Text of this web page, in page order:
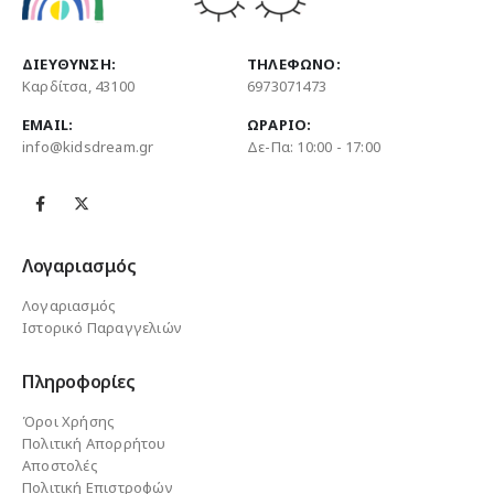
ΔΙΕΎΘΥΝΣΗ:
Καρδίτσα, 43100
ΤΗΛΈΦΩΝΟ:
6973071473
EMAIL:
info@kidsdream.gr
ΩΡΆΡΙΟ:
Δε-Πα: 10:00 - 17:00
Λογαριασμός
Λογαριασμός
Ιστορικό Παραγγελιών
Πληροφορίες
Όροι Χρήσης
Πολιτική Απορρήτου
Αποστολές
Πολιτική Επιστροφών